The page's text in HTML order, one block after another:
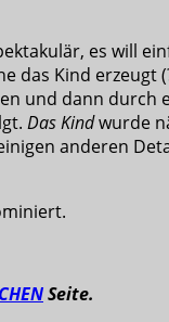
es will
das Kind erzeugt
und dann durch
Das Kindwurde
anderen
Seite.